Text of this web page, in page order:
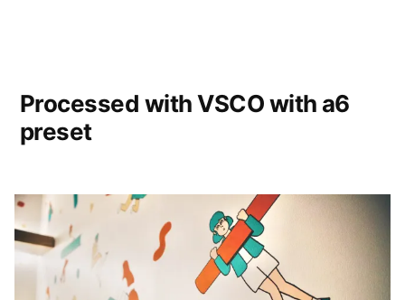
Processed with VSCO with a6
preset